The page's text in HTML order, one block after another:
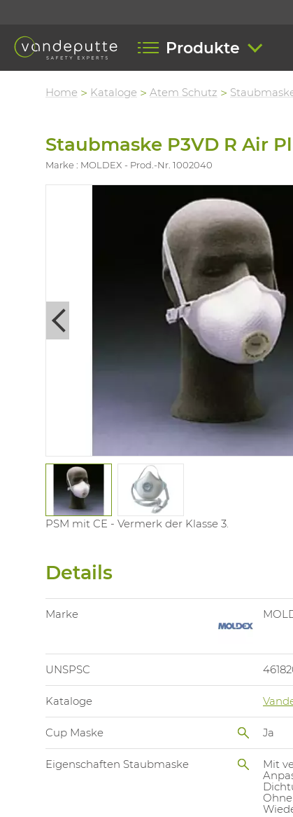
Produkte
Home Kataloge Atem Schutz
Staubmaske P3VD R Air
Marke : MOLDEX Prod.-Nr. 1002040
Next
PSM mit CE - Vermerk der Klasse 3.
Details
Marke
UNSPSC
Kataloge
Cup Maske Ja
Eigenschaften Staubmaske
Mit